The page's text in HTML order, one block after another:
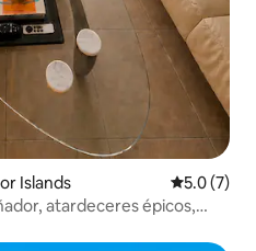
Islands
5.0 (7)
atardeceres épicos,